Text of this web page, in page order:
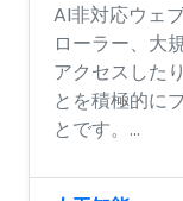
AI非対応ウェ
ローラー、大
アクセスした
とを積極的に
とです。...